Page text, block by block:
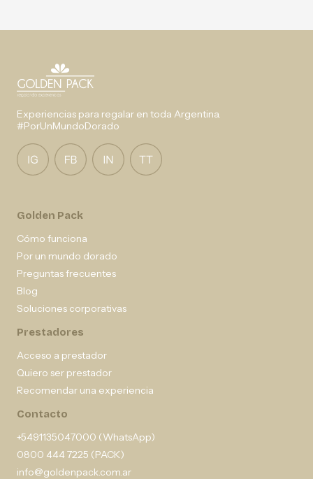
Experiencias para regalar en toda Argentina.
#PorUnMundoDorado
Golden Pack
Cómo funciona
Por un mundo dorado
Preguntas frecuentes
Blog
Soluciones corporativas
Prestadores
Acceso a prestador
Quiero ser prestador
Recomendar una experiencia
Contacto
+5491135047000 (WhatsApp)
0800 444 7225 (PACK)
info@goldenpack.com.ar